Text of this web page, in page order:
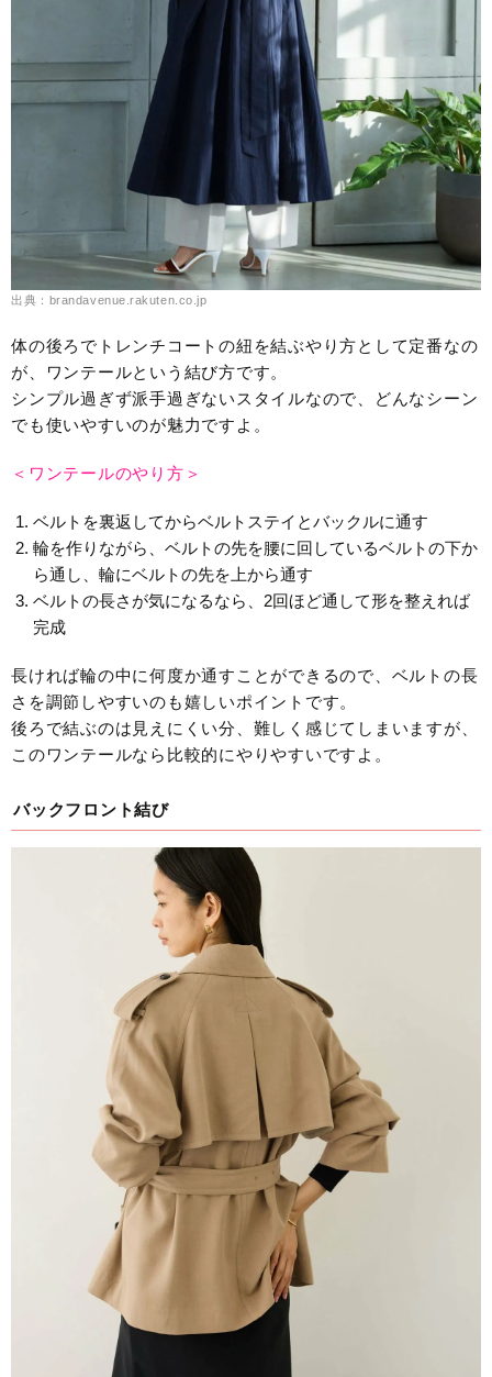
出典：brandavenue.rakuten.co.jp
体の後ろでトレンチコートの紐を結ぶやり方として定番なの
が、ワンテールという結び方です。
シンプル過ぎず派手過ぎないスタイルなので、どんなシーン
でも使いやすいのが魅力ですよ。
＜ワンテールのやり方＞
ベルトを裏返してからベルトステイとバックルに通す
輪を作りながら、ベルトの先を腰に回しているベルトの下か
ら通し、 輪にベルトの先を上から通す
ベルトの長さが気になるなら、2回ほど通して形を整えれば
完成
長ければ輪の中に何度か通すことができるので、ベルトの長
さを調節しやすいのも嬉しいポイントです。
後ろで結ぶのは見えにくい分、難しく感じてしまいますが、
このワンテールなら比較的にやりやすいですよ。
バックフロント結び